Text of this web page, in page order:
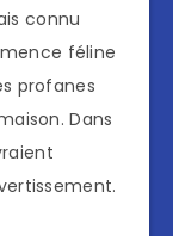
connu
féline
profanes
Dans